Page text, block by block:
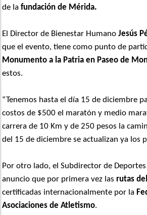
de lafundación de Mérida.
El Director de Bienestar HumanoJesús
que el evento, tiene como punto de
Monumento a la Patria en Paseo de
estos.
“Tenemos hasta el día 15 de diciembre
costos de $500 el maratón y medio
carrera de 10 Km y de 250 pesos la
del 15 de diciembre se actualizan ya los
Por otro lado, el Subdirector de Deportes
anuncio que por primera vez las rutas
certificadas internacionalmente por la
Asociaciones de Atletismo.